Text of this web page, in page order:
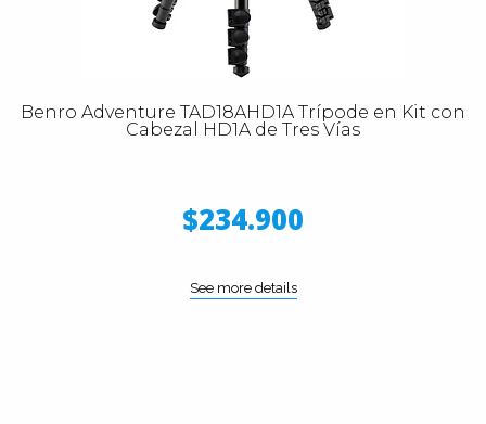
Benro Adventure TAD18AHD1A Trípode en Kit con
Cabezal HD1A de Tres Vías
$234.900
See more details